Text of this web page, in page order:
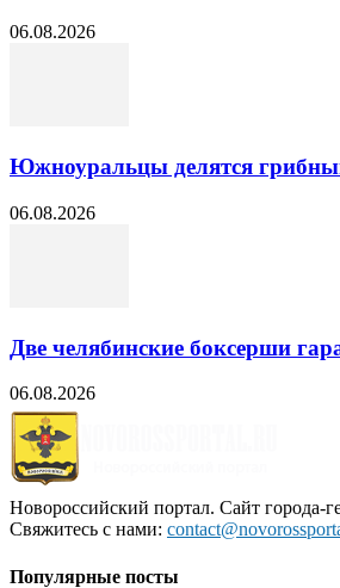
06.08.2026
Южноуральцы делятся
06.08.2026
Две челябинские боксерши
06.08.2026
Новороссийский портал. Сайт города-
Свяжитесь с нами:
Популярные посты